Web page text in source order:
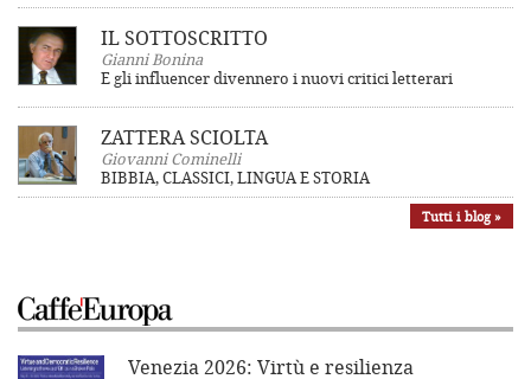
IL SOTTOSCRITTO
Gianni Bonina
E gli influencer divennero i nuovi critici letterari
ZATTERA SCIOLTA
Giovanni Cominelli
BIBBIA, CLASSICI, LINGUA E STORIA
Tutti i blog »
Venezia 2026: Virtù e resilienza